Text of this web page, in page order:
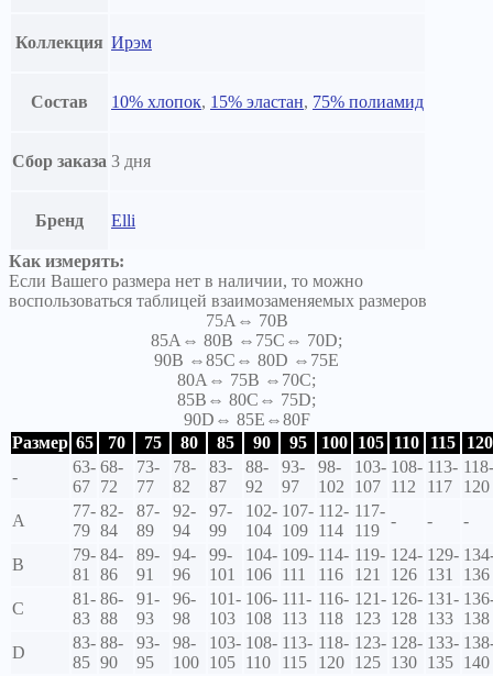
Коллекция Ирэм
Состав 10% хлопок, 15% эластан, 75% полиамид
Сбор заказа 3 дня
Бренд Elli
Как измерять:
Если Вашего размера нет в наличии, то можно
воспользоваться таблицей взаимозаменяемых размеров
75A⇔ 70B
85A⇔ 80B ⇔75C⇔ 70D;
90B ⇔85C⇔ 80D ⇔75E
80A⇔ 75B ⇔70C;
85B⇔ 80C⇔ 75D;
90D⇔ 85E⇔80F
Размер 65 70 75 80 85 90 95 100 105 110 115
120
-
63-
67
68-
72
73-
77
78-
82
83-
87
88-
92
93-
97
98-
102
103-
107
108-
112
113-
117
118-
120
A
77-
79
82-
84
87-
89
92-
94
97-
99
102-
104
107-
109
112-
114
117-
119
- - -
B
79-
81
84-
86
89-
91
94-
96
99-
101
104-
106
109-
111
114-
116
119-
121
124-
126
129-
131
136
C
81-
83
86-
88
91-
93
96-
98
101-
103
106-
108
111-
113
116-
118
121-
123
126-
128
131-
133 138
D
83-
85
88-
90
93-
95
98-
100
103-
105
108-
110
113-
115
118-
120
123-
125
128-
130
133-
135 140